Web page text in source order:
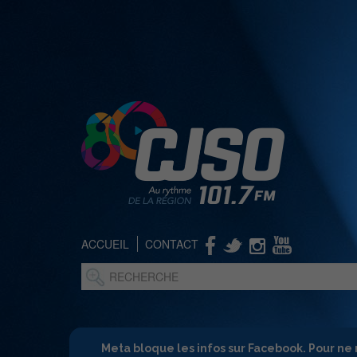
ACCUEIL CONTACT
Meta bloque les infos sur Facebook. Pour